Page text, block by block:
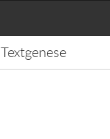
Textgenese